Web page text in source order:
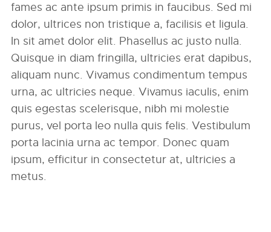
fames ac ante ipsum primis in faucibus. Sed mi
dolor, ultrices non tristique a, facilisis et ligula.
In sit amet dolor elit. Phasellus ac justo nulla.
Quisque in diam fringilla, ultricies erat dapibus,
aliquam nunc. Vivamus condimentum tempus
urna, ac ultricies neque. Vivamus iaculis, enim
quis egestas scelerisque, nibh mi molestie
purus, vel porta leo nulla quis felis. Vestibulum
porta lacinia urna ac tempor. Donec quam
ipsum, efficitur in consectetur at, ultricies a
metus.